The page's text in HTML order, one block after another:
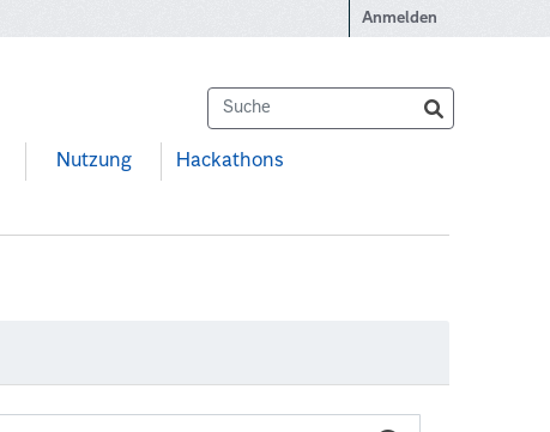
Anmelden
Nutzung Hackathons